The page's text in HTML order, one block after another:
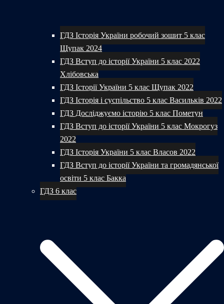
ГДЗ Історія України робочий зошит 5 клас
Щупак 2024
ГДЗ Вступ до історії України 5 клас 2022
Хлібовська
ГДЗ Історії України 5 клас Щупак 2022
ГДЗ Історія і суспільство 5 клас Васильків 2022
ГДЗ Досліджуємо історію 5 клас Пометун
ГДЗ Вступ до історії України 5 клас Мокрогуз
2022
ГДЗ Історія України 5 клас Власов 2022
ГДЗ Вступ до історії України та громадянської
освіти 5 клас Бакка
ГДЗ 6 клас